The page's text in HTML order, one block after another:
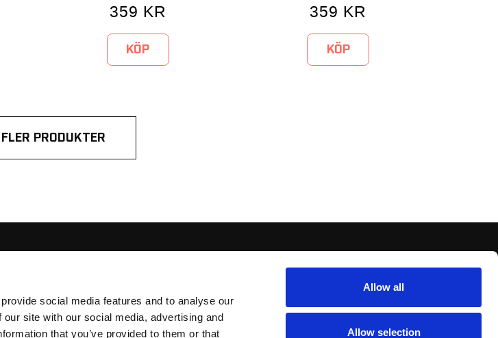
social media features and to analyse our
site with our social media, advertising and
that you’ve provided to them or that
Allow all
Allow selection
359 KR
KÖP
359 KR
KÖP
PRODUKTER
Omnia Paratus AB
559059-3074